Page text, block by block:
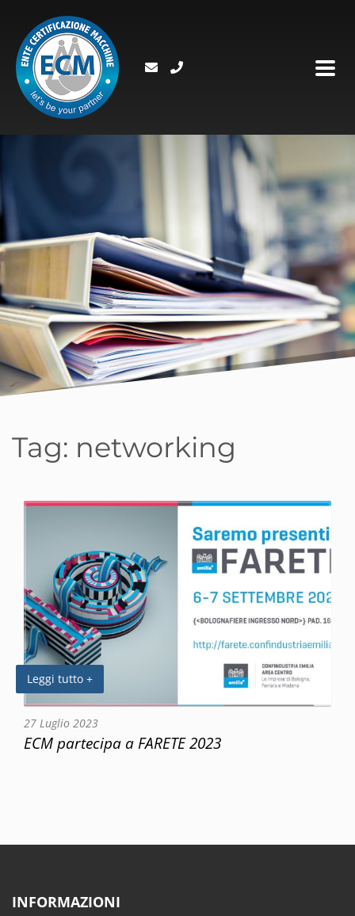
Tag: networking
Leggi tutto +
27 Luglio 2023
ECM partecipa a FARETE 2023
INFORMAZIONI